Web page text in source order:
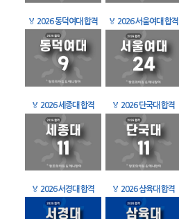
🏅 2026 동덕여대 합격 🏅 2026 서울여대 합격
🏅 2026 세종대 합격 🏅 2026 단국대 합격
🏅 2026 서경대 합격 🏅 2026 삼육대 합격